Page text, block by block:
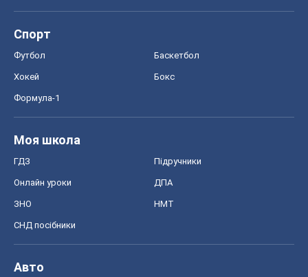
Спорт
Футбол Баскетбол
Хокей Бокс
Формула-1
Моя школа
ГДЗ Підручники
Онлайн уроки ДПА
ЗНО НМТ
СНД посібники
Авто